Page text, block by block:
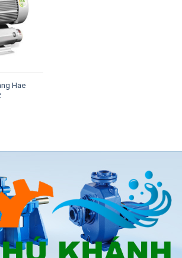
Add to
wishlist
Hae